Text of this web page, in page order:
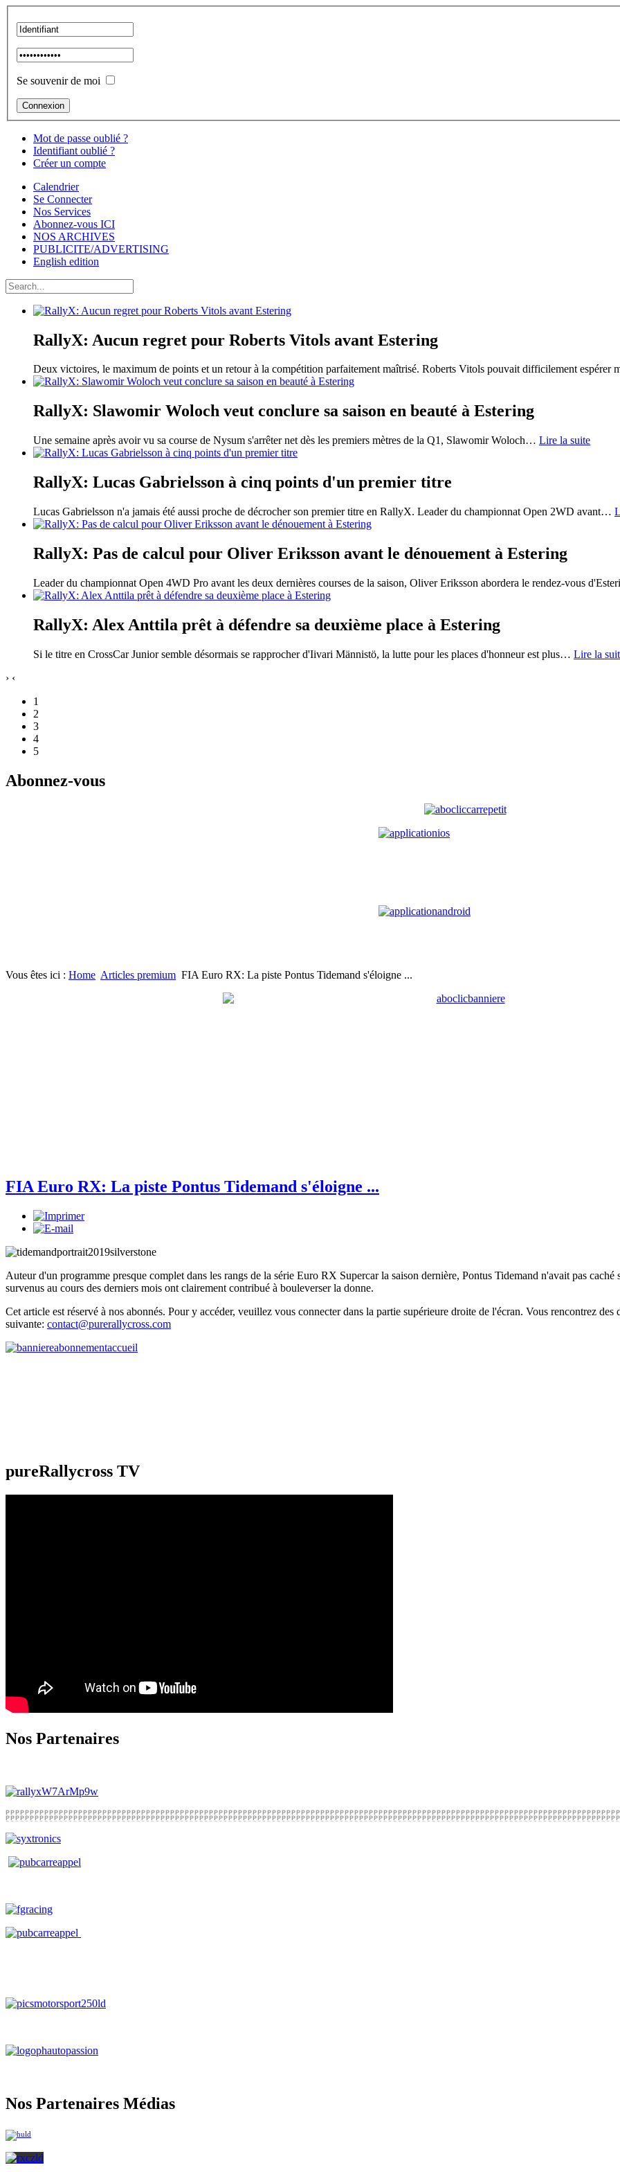
Se souvenir de moi
Mot de passe oublié ?
Identifiant oublié ?
Créer un compte
Calendrier
Se Connecter
Nos Services
Abonnez-vous ICI
NOS ARCHIVES
PUBLICITE/ADVERTISING
English edition
RallyX: Aucun regret pour Roberts Vitols avant Estering
Deux victoires, le maximum de points et un retour à la compétition parfaitement maîtrisé. Roberts Vitols pouvait difficilement espérer
RallyX: Slawomir Woloch veut conclure sa saison en beauté à Estering
Une semaine après avoir vu sa course de Nysum s'arrêter net dès les premiers mètres de la Q1, Slawomir Woloch… Lire la suite
RallyX: Lucas Gabrielsson à cinq points d'un premier titre
Lucas Gabrielsson n'a jamais été aussi proche de décrocher son premier titre en RallyX. Leader du championnat Open 2WD avant…
RallyX: Pas de calcul pour Oliver Eriksson avant le dénouement à Estering
Leader du championnat Open 4WD Pro avant les deux dernières courses de la saison, Oliver Eriksson abordera le rendez-vous
RallyX: Alex Anttila prêt à défendre sa deuxième place à Estering
Si le titre en CrossCar Junior semble désormais se rapprocher d'Iivari Männistö, la lutte pour les places d'honneur est plus… Lire la
› ‹
1
2
3
4
5
Abonnez-vous
Vous êtes ici : Home Articles premium FIA Euro RX: La piste Pontus Tidemand s'éloigne ...
FIA Euro RX: La piste Pontus Tidemand s'éloigne ...
Auteur d'un programme presque complet dans les rangs de la série Euro RX Supercar la saison dernière, Pontus Tidemand n'avait pas
survenus au cours des derniers mois ont clairement contribué à bouleverser la donne.
Cet article est réservé à nos abonnés. Pour y accéder, veuillez vous connecter dans la partie supérieure droite de l'écran. Vous rencontrez
suivante: contact@purerallycross.com
pureRallycross TV
Nos Partenaires
Nos Partenaires Médias